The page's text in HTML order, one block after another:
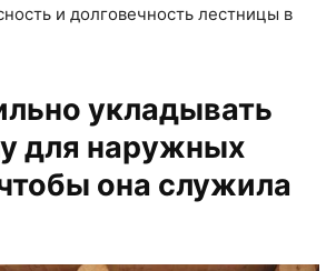
и долговечность лестницы в
укладывать
для наружных
она служила